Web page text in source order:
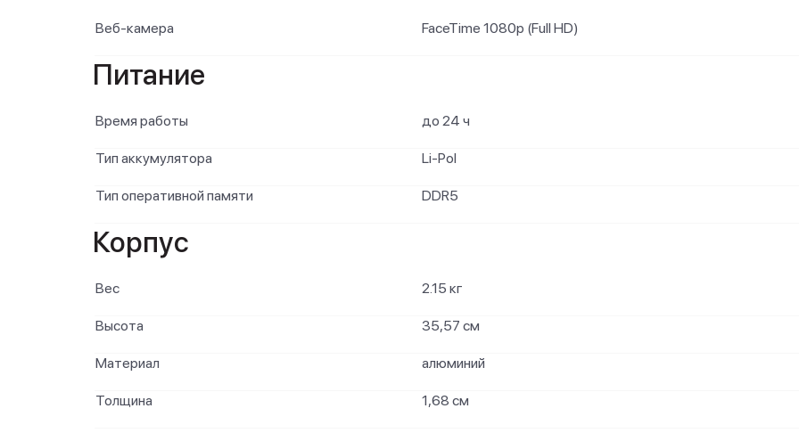
Веб-камера FaceTime 1080p (Full HD)
Питание
Время работы до 24 ч
Тип аккумулятора Li-Pol
Тип оперативной памяти DDR5
Корпус
Вес 2.15 кг
Высота 35,57 см
Материал алюминий
Толщина 1,68 см